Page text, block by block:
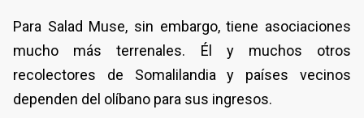
Para Salad Muse, sin embargo, tiene asociaciones
mucho más terrenales. Él y muchos otros
recolectores de Somalilandia y países vecinos
dependen del olíbano para sus ingresos.